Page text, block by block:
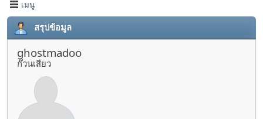
เมนู
สรุปข้อมูล
ghostmadoo
ก๊วนเสียว